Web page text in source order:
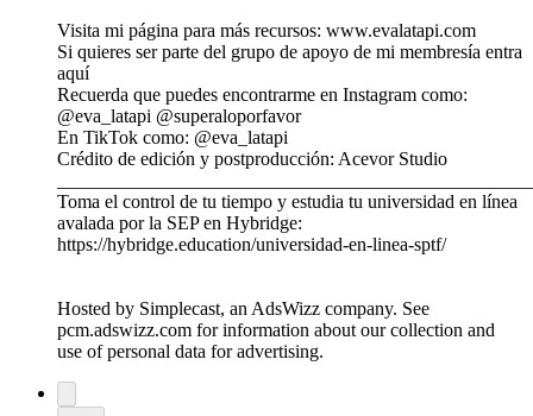
Visita mi página para más recursos: www.evalatapi.com
Si quieres ser parte del grupo de apoyo de mi membresía entra
aquí
Recuerda que puedes encontrarme en Instagram como:
@eva_latapi @superaloporfavor
En TikTok como: @eva_latapi
Crédito de edición y postproducción: Acevor Studio
Toma el control de tu tiempo y estudia tu universidad en línea
avalada por la SEP en Hybridge:
https://hybridge.education/universidad-en-linea-sptf/
Hosted by Simplecast, an AdsWizz company. See
pcm.adswizz.com for information about our collection and
use of personal data for advertising.